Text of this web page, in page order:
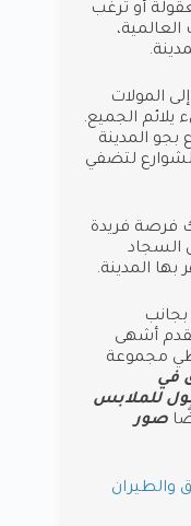
أو ترغب
المولات
يلائم الجميع.
بجو المدينة
لتضفي
فرصة فريدة
السجاد
المدينة.
بجانب
أشهى
مجموعة
في
للملابس
صور
والطيران